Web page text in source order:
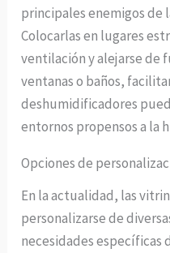
principales enemigos de
Colocarlas en lugares
ventilación y alejarse de
ventanas o baños,
deshumidificadores
entornos propensos a la
Opciones de
En la actualidad, las
personalizarse de
necesidades específicas